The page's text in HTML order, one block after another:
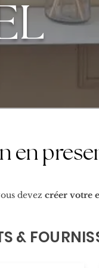
en
devez créer votre
&